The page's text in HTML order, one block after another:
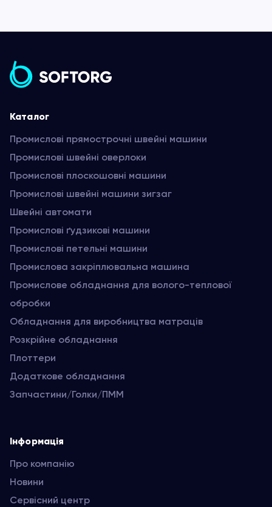
Каталог
Промислові прямострочні швейні машини
Промислові швейні оверлоки
Промислові плоскошовні машини
Промислові швейні машини зигзаг
Швейні автомати
Промислові ґудзикові машини
Промислові петельні машини
Промислова закріплювальна машина
Промислове обладнання для волого-теплової
обробки
Обладнання для виробництва матраців
Розкрійне обладнання
Плоттери
Додаткове обладнання
Запчастини/Голки/ПММ
Інформація
Про компанію
Новини
Сервісний центр